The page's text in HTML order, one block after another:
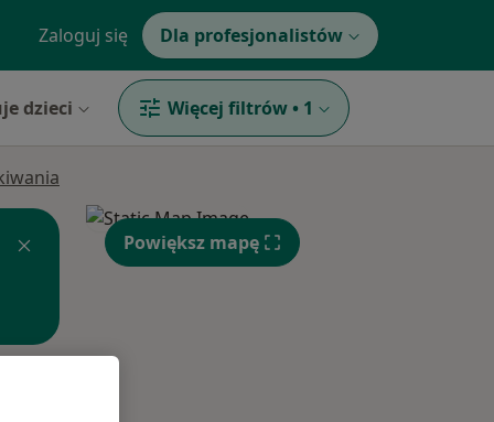
Zaloguj się Dla profesjonalistów
dzieci Więcej filtrów • 1
Powiększ mapę